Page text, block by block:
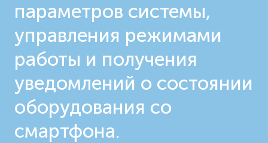
параметров системы,
управления режимами
работы и получения
уведомлений о состоянии
оборудования со
смартфона.